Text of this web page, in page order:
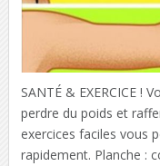
SANTÉ & EXERCICE !
perdre du poids et
exercices faciles vous
rapidement. Planche :